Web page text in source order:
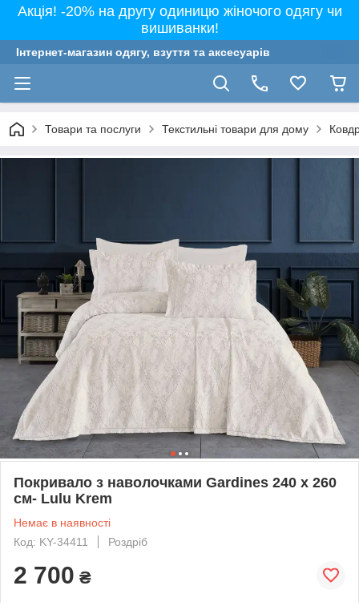
Акція! -20% на другу одиницю жіночого одягу чи
вишиванки!
Інтернет-магазин одягу, взуття та аксесуарів
Товари та послуги Текстильні товари для дому
Покривало з наволочками Gardines 240 x 260
см- Lulu Krem
Немає в наявності
Код: KY-34411
Роздріб
2 700 ₴